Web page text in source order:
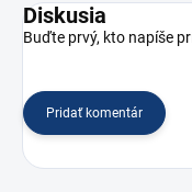
Diskusia
Buďte prvý, kto napíše
Pridať komentár